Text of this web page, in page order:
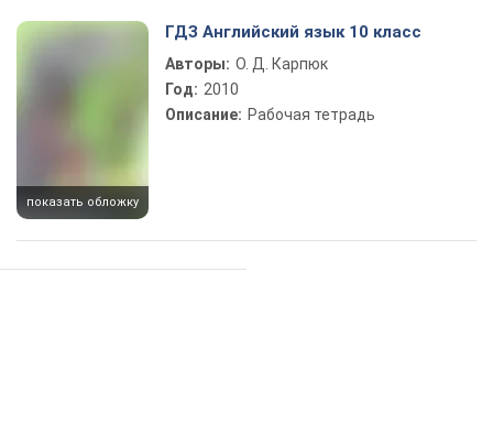
показать обложку
ГДЗ Английский язык 10 класс
Авторы: О. Д. Карпюк
Год: 2010
Описание: Рабочая тетрадь